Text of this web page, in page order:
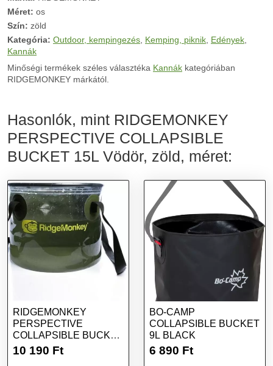
Méret: os
Szín: zöld
Kategória: Outdoor, kempingezés Kemping, piknik Edények
Kannák
Minőségi termékek széles választéka Kannák kategóriában
RIDGEMONKEY márkától.
Hasonlók, mint RIDGEMONKEY
PERSPECTIVE COLLAPSIBLE
BUCKET 15L Vödör, zöld, méret:
RIDGEMONKEY
PERSPECTIVE
COLLAPSIBLE BUCKET
10L
10 190 Ft
BO-CAMP
COLLAPSIBLE BUCKET
9L BLACK
6 890 Ft